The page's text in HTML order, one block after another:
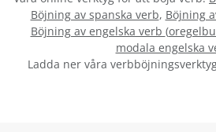
Böjning av spanska verb, Böjning
Böjning av engelska verb (
modala engelska
Ladda ner våra